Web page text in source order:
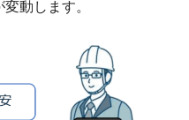
動します。